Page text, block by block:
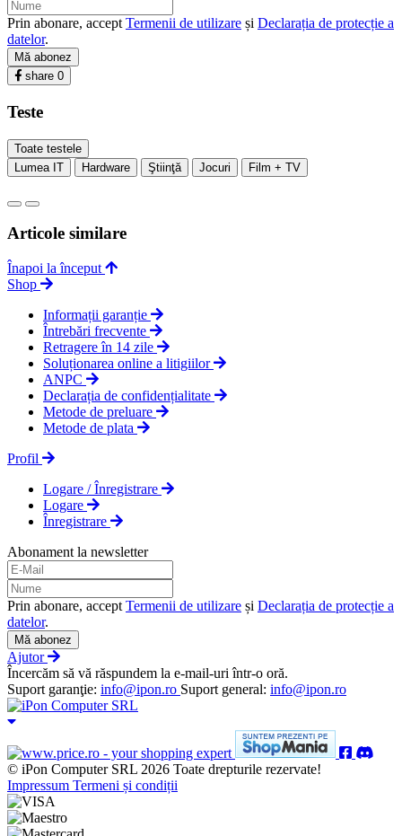
Prin abonare, accept Termenii de utilizare și Declarația de protecție a
datelor.
Mă abonez
share 0
Teste
Toate testele
Lumea IT
Hardware Ştiinţă Jocuri Film + TV
Articole similare
Înapoi la început
Shop
Informații garanție
Întrebări frecvente
Retragere în 14 zile
Soluționarea online a litigiilor
ANPC
Declarația de confidențialitate
Metode de preluare
Metode de plata
Profil
Logare / Înregistrare
Logare
Înregistrare
Abonament la newsletter
Prin abonare, accept Termenii de utilizare și Declarația de protecție a
datelor.
Mă abonez
Ajutor
Încercăm să vă răspundem la e-mail-uri într-o oră.
Suport garanţie: info@ipon.ro Suport general: info@ipon.ro
© iPon Computer SRL 2026 Toate drepturile rezervate!
Impressum Termeni și condiții